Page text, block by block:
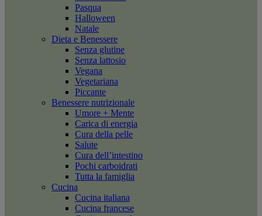
Pasqua
Halloween
Natale
Dieta e Benessere
Senza glutine
Senza lattosio
Vegana
Vegetariana
Piccante
Benessere nutrizionale
Umore + Mente
Carica di energia
Cura della pelle
Salute
Cura dell’intestino
Pochi carboidrati
Tutta la famiglia
Cucina
Cucina italiana
Cucina francese